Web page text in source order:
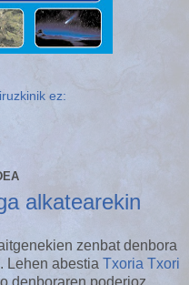
iruzkinik ez:
alkatearekin
zenbat denbora
Lehen abestia Txoria Txori
denboraren poderioz.